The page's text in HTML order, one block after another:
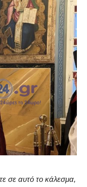
σε αυτό το κάλεσμα,